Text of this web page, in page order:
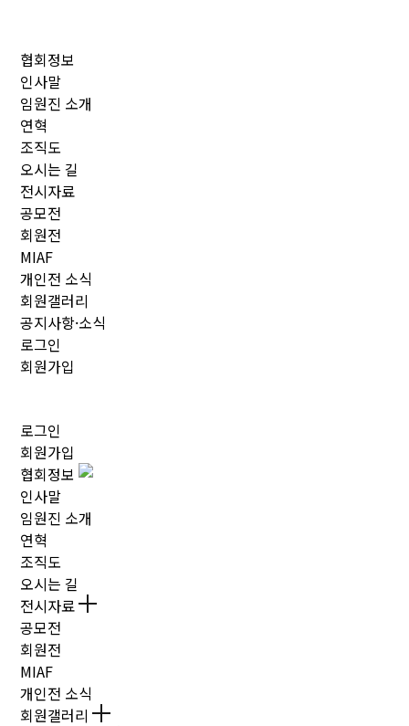
협회정보
인사말
임원진 소개
연혁
조직도
오시는 길
전시자료
공모전
회원전
MIAF
개인전 소식
회원갤러리
공지사항·소식
로그인
회원가입
로그인
회원가입
협회정보
인사말
임원진 소개
연혁
조직도
오시는 길
전시자료
공모전
회원전
MIAF
개인전 소식
회원갤러리